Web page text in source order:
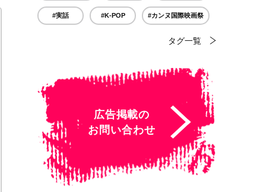
#実話 #K-POP #カンヌ国際映画祭
タグ一覧
広告掲載の
お問い合わせ